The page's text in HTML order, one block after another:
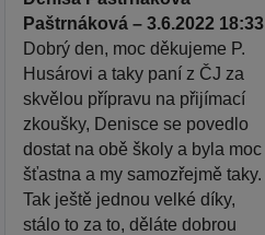
Paštrnáková – 3.6.2022 18:33
Dobrý den, moc děkujeme P.
Husárovi a taky paní z ČJ za
skvělou přípravu na přijímací
zkoušky, Denisce se povedlo
dostat na obě školy a byla moc
šťastna a my samozřejmě taky.
Tak ještě jednou velké díky,
stálo to za to, děláte dobrou